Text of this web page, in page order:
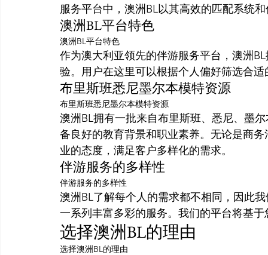
服务平台中，澳洲BL以其高效的匹配系统
澳洲BL平台特色
澳洲BL平台特色
作为澳大利亚领先的伴游服务平台，澳洲
验。用户在这里可以根据个人偏好筛选合
布里斯班悉尼墨尔本模特资源
布里斯班悉尼墨尔本模特资源
澳洲BL拥有一批来自布里斯班、悉尼、墨
备良好的教育背景和职业素养。无论是商
业的态度，满足客户多样化的需求。
伴游服务的多样性
伴游服务的多样性
澳洲BL了解每个人的需求都不相同，因此
一系列丰富多彩的服务。我们的平台将基
选择澳洲BL的理由
选择澳洲BL的理由